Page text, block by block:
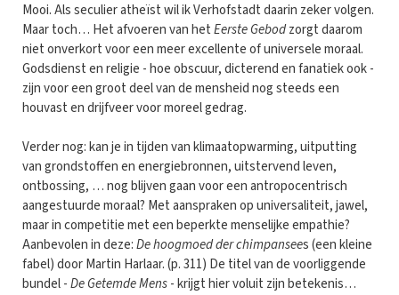
Mooi. Als seculier atheïst wil ik Verhofstadt daarin zeker volgen.
Maar toch… Het afvoeren van hetEerste Gebodzorgt daarom
niet onverkort voor een meer excellente of universele moraal.
Godsdienst en religie - hoe obscuur, dicterend en fanatiek ook -
zijn voor een groot deel van de mensheid nog steeds een
houvast en drijfveer voor moreel gedrag.
Verder nog: kan je in tijden van klimaatopwarming, uitputting
van grondstoffen en energiebronnen, uitstervend leven,
ontbossing, … nog blijven gaan voor een antropocentrisch
aangestuurde moraal? Met aanspraken op universaliteit, jawel,
maar in competitie met een beperkte menselijke empathie?
Aanbevolen in deze:De hoogmoed der chimpansees (een kleine
fabel) door Martin Harlaar. (p. 311) De titel van de voorliggende
bundel -De Getemde Mens- krijgt hier voluit zijn betekenis…